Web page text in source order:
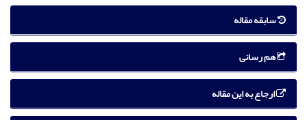
سابقه مقاله
هم رسانی
ارجاع به این مقاله